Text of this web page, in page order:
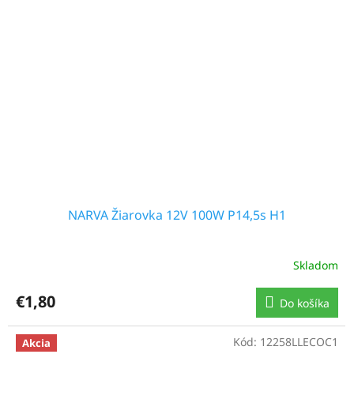
NARVA Žiarovka 12V 100W P14,5s H1
Skladom
€1,80 Do košíka
Akcia Kód: 12258LLECOC1